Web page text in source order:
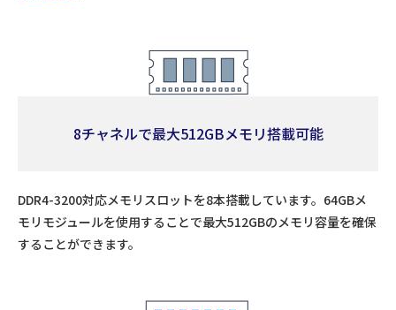
8チャネルで最大512GBメモリ搭載可能
DDR4-3200対応メモリスロットを8本搭載しています。64GBメ
モリモジュールを使用することで最大512GBのメモリ容量を確保
することができます。